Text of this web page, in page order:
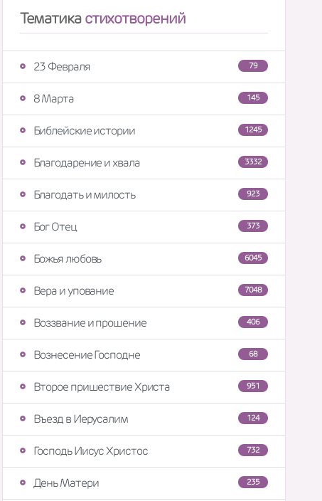
Тематикастихотворений
79
23 Февраля
145
8 Марта
1245
Библейские истории
3332
Благодарение и хвала
923
Благодать и милость
373
Бог Отец
6045
Божья любовь
7048
Вера и упование
406
Воззвание и прошение
68
Вознесение Господне
951
Второе пришествие Христа
124
Въезд в Иерусалим
732
Господь Иисус Христос
235
День Матери